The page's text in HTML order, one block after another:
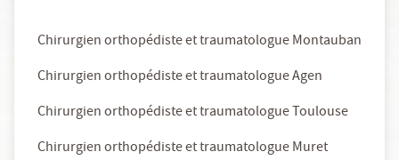
Chirurgien orthopédiste et traumatologue Montauban
Chirurgien orthopédiste et traumatologue Agen
Chirurgien orthopédiste et traumatologue Toulouse
Chirurgien orthopédiste et traumatologue Muret